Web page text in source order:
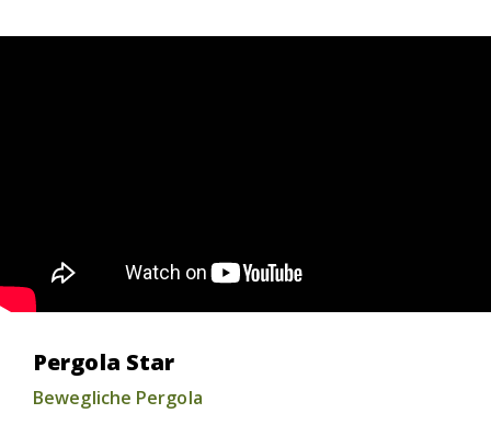
Pergola Star
Bewegliche Pergola